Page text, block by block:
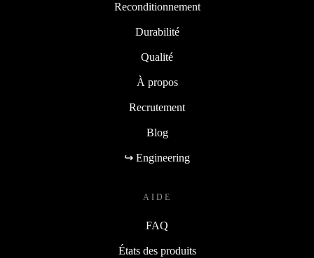
Reconditionnement
Durabilité
Qualité
À propos
Recrutement
Blog
↪ Engineering
AIDE
FAQ
États des produits